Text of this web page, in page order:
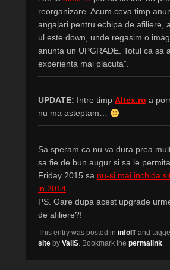
reorganizare. Acum ceva timp
angajari pentru echipa de afiliere,
ul este down, unde regasim o
anunta un UPGRADE. Totul ca sa
experienta mai placuta”.
UPDATE: Intre timp Altex.ro a
nu ma asteptam…
Sa speram ca nu va dura prea
sa fie de bun augur si sa le
Friday 2015 sa nu-si mai inchida
in 2014
PS. Oare dupa acest upgrade
de afiliere?!
This entry was posted in infoITand
site by ValiS. Bookmark the permalink.